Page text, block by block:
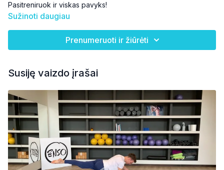
Pasitreniruok ir viskas pavyks!
Sužinoti daugiau
Prenumeruoti ir žiūrėti
Susiję vaizdo įrašai